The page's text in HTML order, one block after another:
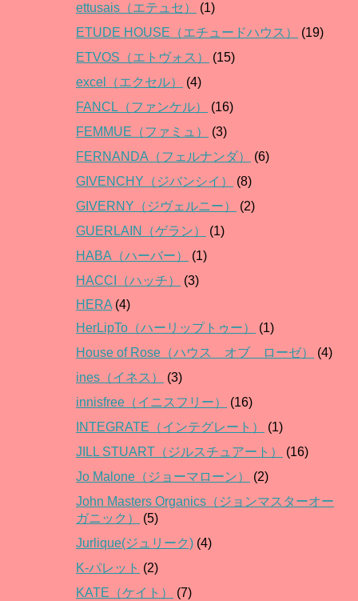
ettusais（エテュセ）
(1)
ETUDE HOUSE（エチュードハウス）
(19)
ETVOS（エトヴォス）
(15)
excel（エクセル）
(4)
FANCL（ファンケル）
(16)
FEMMUE（ファミュ）
(3)
FERNANDA（フェルナンダ）
(6)
GIVENCHY（ジバンシイ）
(8)
GIVERNY（ジヴェルニー）
(2)
GUERLAIN（ゲラン）
(1)
HABA（ハーバー）
(1)
HACCI（ハッチ）
(3)
HERA(4)
HerLipTo（ハーリップトゥー）
(1)
House of Rose（ハウス オブ ローゼ）
(4)
ines（イネス）
(3)
innisfree（イニスフリー）
(16)
INTEGRATE（インテグレート）
(1)
JILL STUART（ジルスチュアート）
(16)
Jo Malone（ジョーマローン）
(2)
John Masters Organics（ジョンマスターオー
ガニック）
(5)
Jurlique(ジュリーク) (4)
K-パレット (2)
KATE（ケイト）
(7)